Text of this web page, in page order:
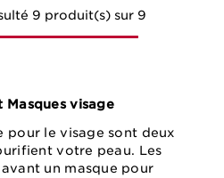
9 produit(s) sur 9
visage
pour le visage sont deux
votre peau. Les
un masque pour